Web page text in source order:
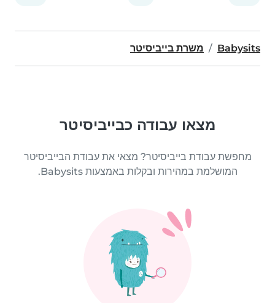
Babysits משרת בייביסיטר
מצאו עבודה כבייביסיטר
מחפשת עבודת בייביסיטר? מצאי את עבודת הבייביסיטר
המושלמת במהירות ובקלות באמצעות Babysits.